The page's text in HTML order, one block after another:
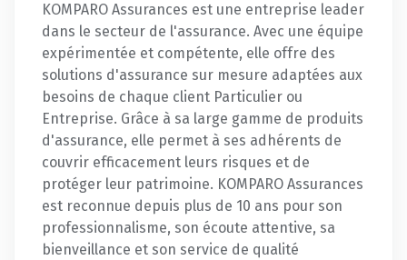
KOMPARO Assurances est une entreprise leader
dans le secteur de l'assurance. Avec une équipe
expérimentée et compétente, elle offre des
solutions d'assurance sur mesure adaptées aux
besoins de chaque client Particulier ou
Entreprise. Grâce à sa large gamme de produits
d'assurance, elle permet à ses adhérents de
couvrir efficacement leurs risques et de
protéger leur patrimoine. KOMPARO Assurances
est reconnue depuis plus de 10 ans pour son
professionnalisme, son écoute attentive, sa
bienveillance et son service de qualité